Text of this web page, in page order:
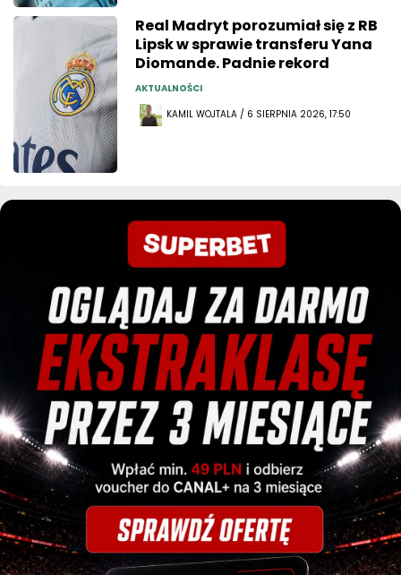
Real Madryt porozumiał się z RB
Lipsk w sprawie transferu Yana
Diomande. Padnie rekord
AKTUALNOŚCI
KAMIL WOJTALA / 6 SIERPNIA 2026, 17:50